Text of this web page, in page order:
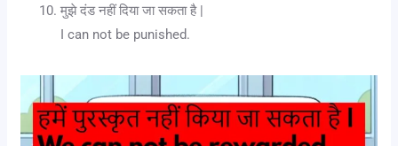
मुझे दंड नहीं दिया जा सकता है |
I can not be punished.